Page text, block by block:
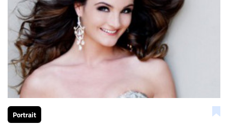
Portrait